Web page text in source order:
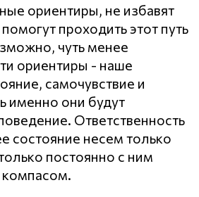
ориентиры, не избавят
проходить этот путь
чуть менее
ориентиры - наше
самочувствие и
именно они будут
Ответственность
состояние несем только
постоянно с ним
компасом.